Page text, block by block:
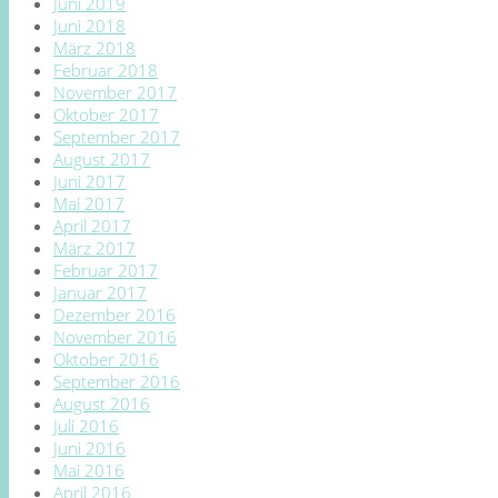
Juni 2018
März 2018
Februar 2018
November 2017
Oktober 2017
September 2017
August 2017
Juni 2017
Mai 2017
April 2017
März 2017
Februar 2017
Januar 2017
Dezember 2016
November 2016
Oktober 2016
September 2016
August 2016
Juli 2016
Juni 2016
Mai 2016
April 2016